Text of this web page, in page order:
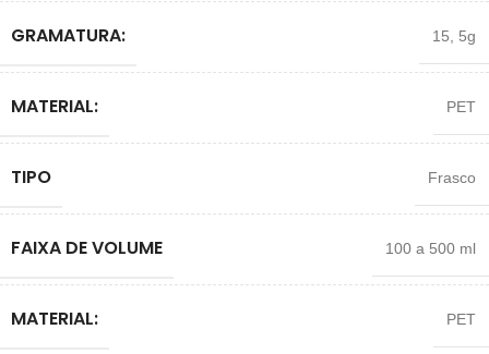
GRAMATURA: 15 5g
MATERIAL: PET
TIPO Frasco
FAIXA DE VOLUME 100 a 500 ml
MATERIAL: PET